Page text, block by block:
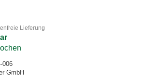
Lieferung
006
GmbH